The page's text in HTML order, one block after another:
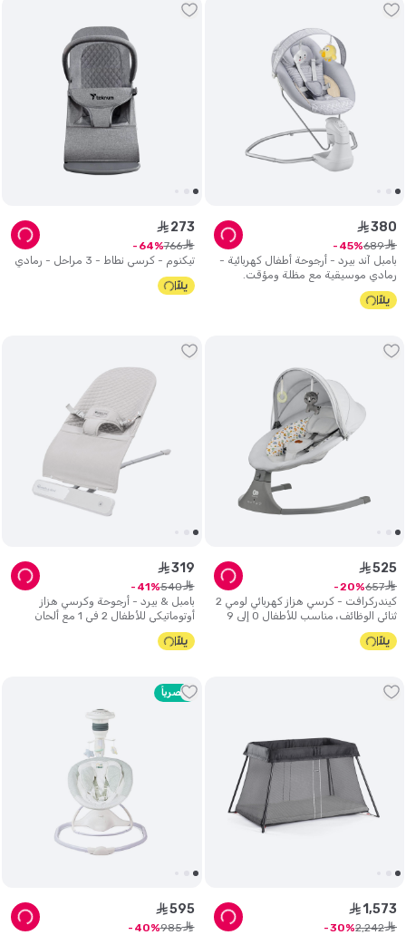
بامبل آند بيرد - أرجوحة أطفال كهربائية -
رمادي موسيقية مع مظلة ومؤقت.
ê380
ê
689
45
تيكنوم - كرسي نطاط - 3 مراحل - رمادي
ê 273
ê
766
64
كيندركرافت - كرسي هزاز كهربائي لومي 2
ثنائي الوظائف، مناسب للأطفال 0 إلى 9
كجم - رمادي فاتح
ê525
ê
657
20
بامبل & بيرد - أرجوحة وكرسي هزاز
أوتوماتيكي للأطفال 2 في 1 مع ألحان
موسيقية - رمادي.
ê319
ê
540
41
ê 1,573
ê
2,242
30
حصرياً
ê595
ê
985
40